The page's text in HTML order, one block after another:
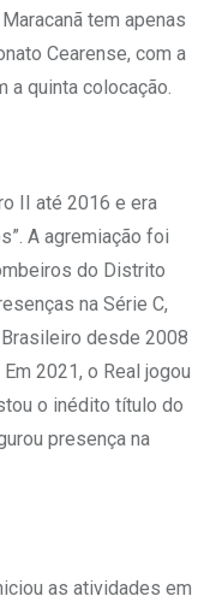
tem apenas
Cearense, com a
a quinta colocação.
II até 2016 e era
A agremiação foi
do Distrito
na Série C,
desde 2008
2021, o Real jogou
o inédito título do
presença na
as atividades em